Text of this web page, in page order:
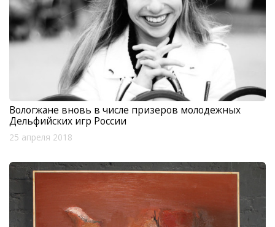
Вологжане вновь в числе призеров молодежных
Дельфийских игр России
25 апреля 2018